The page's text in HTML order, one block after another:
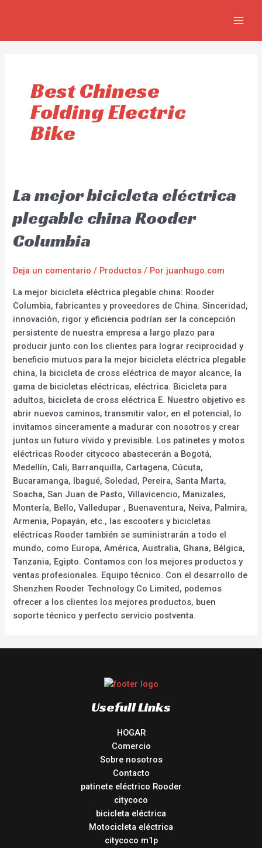
Best Chinese
Folding Electric
Bike
La mejor bicicleta eléctrica
plegable china Rooder
Columbia
Deja un comentario / Productos / Por juanhugo.com
La mejor bicicleta eléctrica plegable china: Rooder
Columbia, fabricantes y proveedores de China. Sinceridad,
innovación, rigor y eficiencia podrían ser la concepción
persistente de nuestra empresa a largo plazo para
producir junto con los clientes para lograr reciprocidad y
beneficio mutuos para la mejor bicicleta eléctrica plegable
china, la bicicleta de cross eléctrica de mayor alcance, la
gama de bicicletas eléctricas, eléctrica. Bicicleta para
adultos, bicicleta de cross eléctrica E. Nuestro objetivo es
abrir nuevos caminos, transmitir valor, en el potencial, lo
invitamos sinceramente a madurar con nosotros y crear
juntos un futuro vívido y previsible. Los patinetes y motos
eléctricas Rooder citycoco abastecerán a Bogotá,
Medellín, Cali, Barranquilla, Cartagena, Cúcuta,
Bucaramanga, Ibagué, Soledad, Pereira, Santa Marta,
Soacha, San Juan de Pasto, Villavicencio, Manizales,
Montería, Bello, Valledupar , Buenaventura, Neiva, Palmira,
Armenia, Popayán, etc., las escooters y bicicletas
eléctricas Rooder también se suministrarán a todo el
mundo, como Europa, América, Australia, Ghana, Bélgica,
Tanzania, Egipto. Contamos con los mejores productos y
ventas profesionales. Equipo técnico. Con el desarrollo de
Shenzhen Rooder Technology Co Limited, podemos
ofrecer a los clientes los mejores productos, buen
soporte técnico y perfecto servicio postventa.
Usefull Links
HOGAR
Comercio
Sobre nosotros
Contacto
patinete eléctrico Rooder
citycoco
bicicleta eléctrica
Motocicleta eléctrica
citycoco m1p